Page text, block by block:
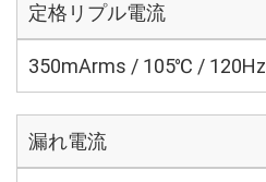
定格リプル電流
350mArms / 105℃ / 120Hz
漏れ電流